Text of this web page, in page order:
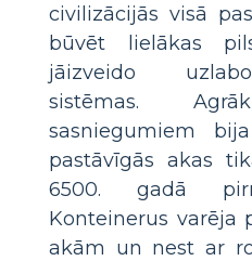
civilizācijās visā
būvēt lielākas
jāizveido
sistēmas.
sasniegumiem
pastāvīgās akas
6500. gadā
Konteinerus varēja
akām un nest ar